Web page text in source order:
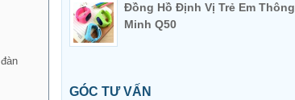
Đồng Hồ Định Vị Trẻ Em Thông
Minh Q50
GÓC TƯ VẤN